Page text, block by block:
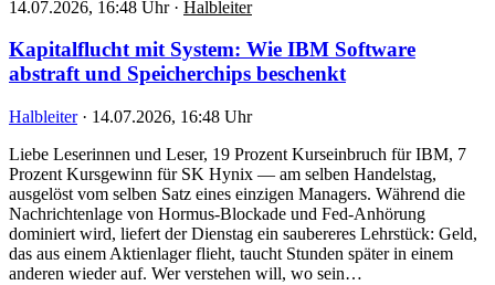
14.07.2026, 16:48 Uhr · Halbleiter
Kapitalflucht mit System: Wie IBM Software
abstraft und Speicherchips beschenkt
Halbleiter · 14.07.2026, 16:48 Uhr
Liebe Leserinnen und Leser, 19 Prozent Kurseinbruch für IBM, 7
Prozent Kursgewinn für SK Hynix — am selben Handelstag,
ausgelöst vom selben Satz eines einzigen Managers. Während die
Nachrichtenlage von Hormus-Blockade und Fed-Anhörung
dominiert wird, liefert der Dienstag ein saubereres Lehrstück: Geld,
das aus einem Aktienlager flieht, taucht Stunden später in einem
anderen wieder auf. Wer verstehen will, wo sein…